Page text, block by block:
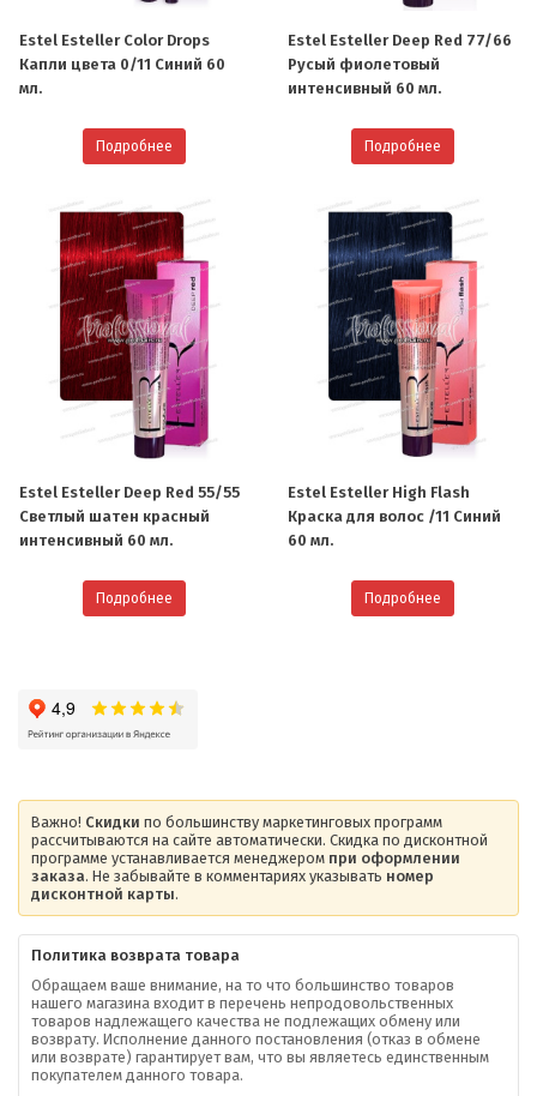
Estel Esteller Color Drops
Капли цвета 0/11 Синий 60
мл.
Подробнее
Estel Esteller Deep Red 77/66
Русый фиолетовый
интенсивный 60 мл.
Подробнее
Estel Esteller Deep Red 55/55
Светлый шатен красный
интенсивный 60 мл.
Подробнее
Estel Esteller High Flash
Краска для волос /11 Синий
60 мл.
Подробнее
Важно! Скидки по большинству маркетинговых программ
рассчитываются на сайте автоматически. Скидка по дисконтной
программе устанавливается менеджером при оформлении
заказа. Не забывайте в комментариях указывать номер
дисконтной карты.
Политика возврата товара
Обращаем ваше внимание, на то что большинство товаров
нашего магазина входит в перечень непродовольственных
товаров надлежащего качества не подлежащих обмену или
возврату. Исполнение данного постановления (отказ в обмене
или возврате) гарантирует вам, что вы являетесь единственным
покупателем данного товара.
О компании